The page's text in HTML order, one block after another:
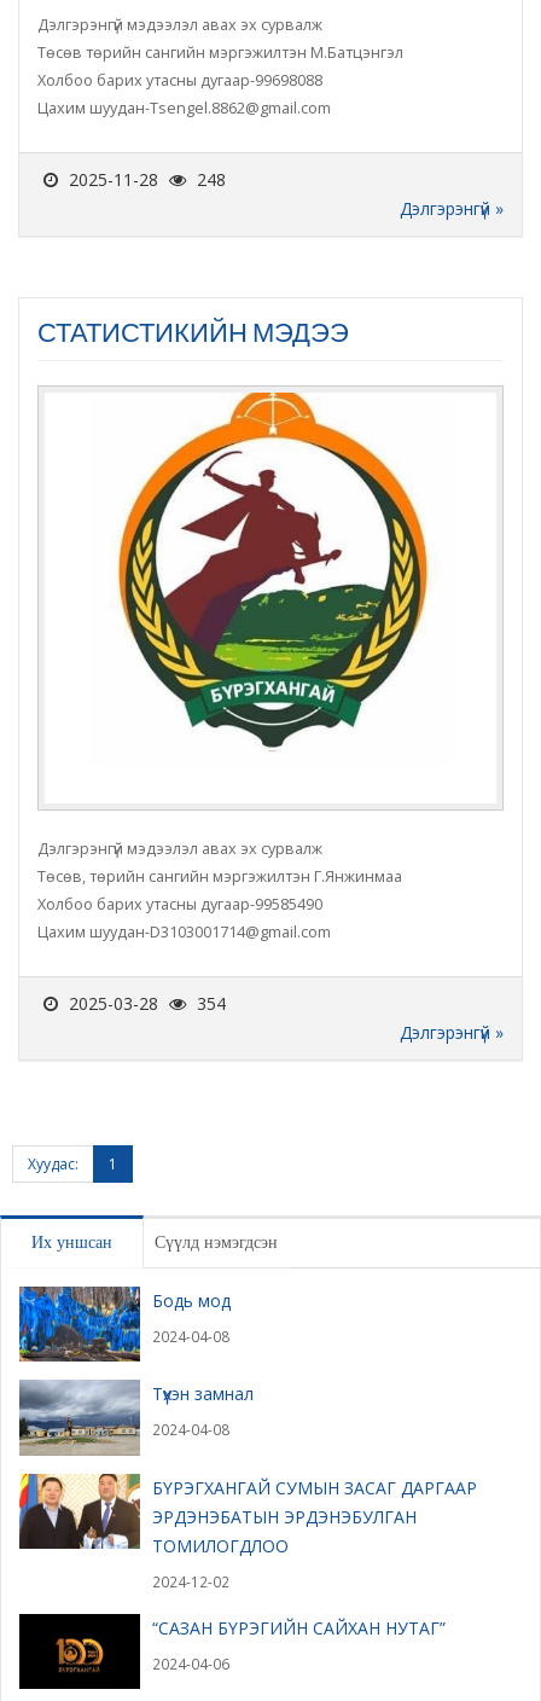
Дэлгэрэнгүй мэдээлэл авах эх сурвалж
Төсөв төрийн сангийн мэргэжилтэн М.Батцэнгэл
Холбоо барих утасны дугаар-99698088
Цахим шуудан-Tsengel.8862@gmail.com
2025-11-28
248
Дэлгэрэнгүй »
СТАТИСТИКИЙН МЭДЭЭ
Дэлгэрэнгүй мэдээлэл авах эх сурвалж
Төсөв, төрийн сангийн мэргэжилтэн Г.Янжинмаа
Холбоо барих утасны дугаар-99585490
Цахим шуудан-D3103001714@gmail.com
2025-03-28
354
Дэлгэрэнгүй »
Хуудас: 1
Их уншсан Сүүлд нэмэгдсэн
Бодь мод
2024-04-08
Түүхэн замнал
2024-04-08
БҮРЭГХАНГАЙ СУМЫН ЗАСАГ ДАРГААР
ЭРДЭНЭБАТЫН ЭРДЭНЭБУЛГАН
ТОМИЛОГДЛОО
2024-12-02
“САЗАН БҮРЭГИЙН САЙХАН НУТАГ”
2024-04-06